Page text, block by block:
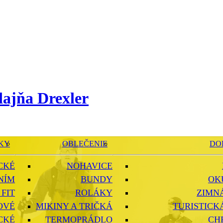
FIT
OBLEČENIE
NOHAVICE
BUNDY
ROLÁKY
MIKINY A TRIČKÁ
TERMOPRÁDLO